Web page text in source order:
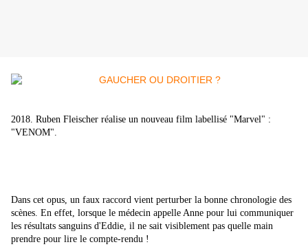
2018. Ruben Fleischer réalise un nouveau film labellisé "Marvel" :
"VENOM".
Dans cet opus, un faux raccord vient perturber la bonne chronologie des
scènes. En effet, lorsque le médecin appelle Anne pour lui communiquer
les résultats sanguins d'Eddie, il ne sait visiblement pas quelle main
prendre pour lire le compte-rendu !